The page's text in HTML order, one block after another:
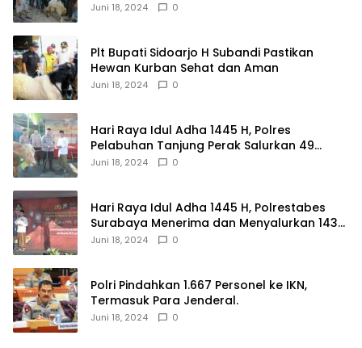
Juni 18, 2024 0
Plt Bupati Sidoarjo H Subandi Pastikan
Hewan Kurban Sehat dan Aman
Juni 18, 2024 0
Hari Raya Idul Adha 1445 H, Polres
Pelabuhan Tanjung Perak Salurkan 49
Hewan Korban.
Juni 18, 2024 0
Hari Raya Idul Adha 1445 H, Polrestabes
Surabaya Menerima dan Menyalurkan 143
Hewan Kurban
Juni 18, 2024 0
Polri Pindahkan 1.667 Personel ke IKN,
Termasuk Para Jenderal.
Juni 18, 2024 0